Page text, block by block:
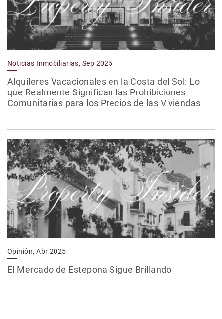
Noticias Inmobiliarias, Sep 2025
Alquileres Vacacionales en la Costa del Sol: Lo
que Realmente Significan las Prohibiciones
Comunitarias para los Precios de las Viviendas
Opinión, Abr 2025
El Mercado de Estepona Sigue Brillando